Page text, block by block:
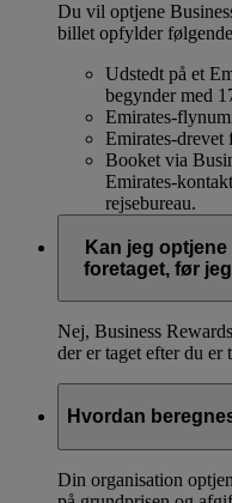
Du vil optjene
billet opfylder
Udstedt på et
begynder med
Emirates-
Emirates-drevet
Booket via
Emirates-
rejsebureau.
Kan jeg
foretaget, før
Nej, Business
der er taget efter du er
Hvordan
Din organisation